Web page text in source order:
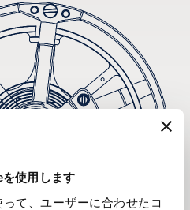
使用します
て、ユーザーに合わせたコ